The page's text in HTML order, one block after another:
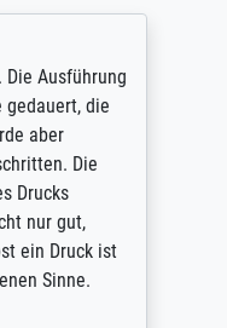
Die Ausführung
gedauert, die
aber
Die
Drucks
nur gut,
ein Druck ist
Sinne.